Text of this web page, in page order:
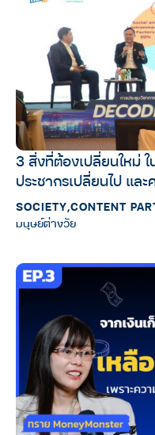
3 สิ่งที่ต้องเปลี่ยนใหม่
ประชากรเปลี่ยนไป แล
SOCIETY,CONTENT
มนุษย์ต่างวัย